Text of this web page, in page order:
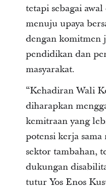
tetapi sebagai
menuju upaya
dengan komitmen
pendidikan dan
masyarakat.
“Kehadiran Wali
diharapkan
kemitraan yang
potensi kerja sama
sektor tambahan,
dukungan
tutur Yos Enos